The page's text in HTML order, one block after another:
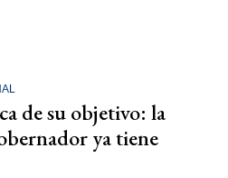
de su objetivo: la
ya tiene